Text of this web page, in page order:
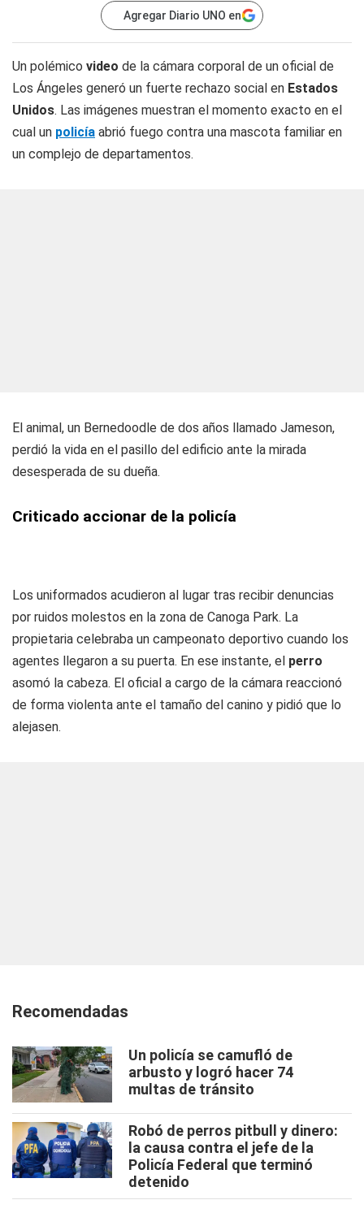
Agregar Diario UNO en
Un polémico video de la cámara corporal de un oficial de
Los Ángeles generó un fuerte rechazo social en Estados
Unidos. Las imágenes muestran el momento exacto en el
cual un policía abrió fuego contra una mascota familiar en
un complejo de departamentos.
El animal, un Bernedoodle de dos años llamado Jameson,
perdió la vida en el pasillo del edificio ante la mirada
desesperada de su dueña.
Criticado accionar de la policía
Los uniformados acudieron al lugar tras recibir denuncias
por ruidos molestos en la zona de Canoga Park. La
propietaria celebraba un campeonato deportivo cuando los
agentes llegaron a su puerta. En ese instante, el perro
asomó la cabeza. El oficial a cargo de la cámara reaccionó
de forma violenta ante el tamaño del canino y pidió que lo
alejasen.
Recomendadas
Un policía se camufló de
arbusto y logró hacer 74
multas de tránsito
Robó de perros pitbull y dinero:
la causa contra el jefe de la
Policía Federal que terminó
detenido